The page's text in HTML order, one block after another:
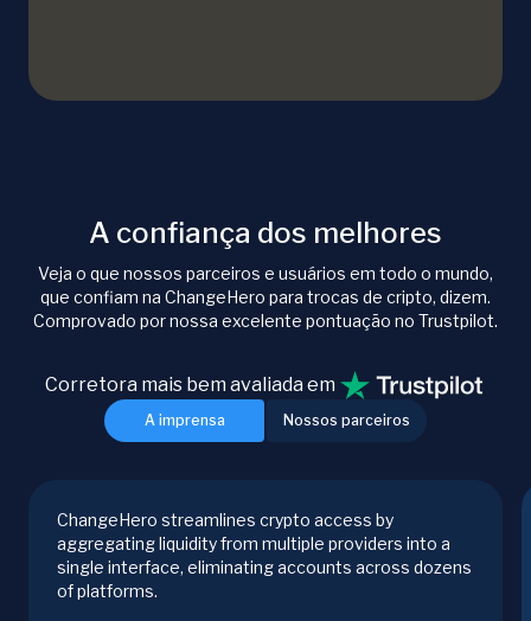
A confiança dos melhores
Veja o que nossos parceiros e usuários em todo o mundo,
que confiam na ChangeHero para trocas de cripto, dizem.
Comprovado por nossa excelente pontuação no Trustpilot.
A imprensa Nossos parceiros
Corretora mais bem avaliada em
ChangeHero streamlines crypto access by
aggregating liquidity from multiple providers into a
single interface, eliminating accounts across dozens
of platforms.